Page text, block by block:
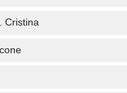
Cristina